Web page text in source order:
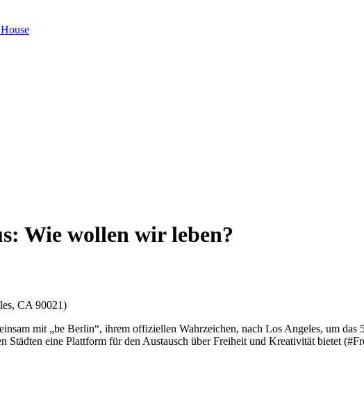
Wie wollen wir leben?
CA 90021)
mit „be Berlin“, ihrem offiziellen Wahrzeichen, nach Los Angeles, um
Städten eine Plattform für den Austausch über Freiheit und Kreativität bietet